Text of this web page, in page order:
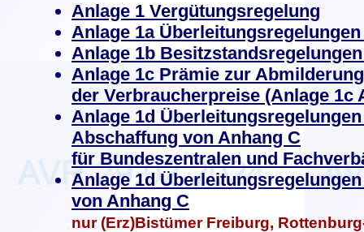
Anlage 1 Vergütungsregelung
Anlage 1a
Anlage 1b
Anlage 1c Prämie zur
der Verbraucherpreise (Anlage 1c
Anlage 1d
Abschaffung von Anhang C
für Bundeszentralen und
Anlage 1d
von Anhang C
nur (Erz)Bistümer Freiburg,